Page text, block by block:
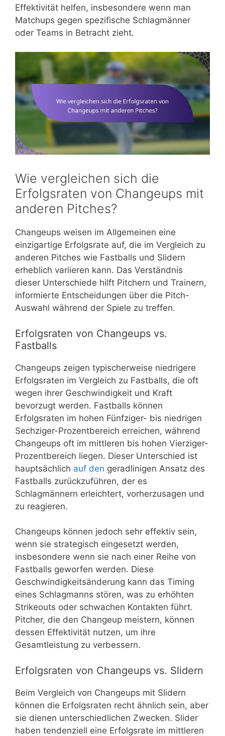
Effektivität helfen, insbesondere wenn man
Matchups gegen spezifische Schlagmänner
oder Teams in Betracht zieht.
Wie vergleichen sich die
Erfolgsraten von Changeups mit
anderen Pitches?
Changeups weisen im Allgemeinen eine
einzigartige Erfolgsrate auf, die im Vergleich zu
anderen Pitches wie Fastballs und Slidern
erheblich variieren kann. Das Verständnis
dieser Unterschiede hilft Pitchern und Trainern,
informierte Entscheidungen über die Pitch-
Auswahl während der Spiele zu treffen.
Erfolgsraten von Changeups vs.
Fastballs
Changeups zeigen typischerweise niedrigere
Erfolgsraten im Vergleich zu Fastballs, die oft
wegen ihrer Geschwindigkeit und Kraft
bevorzugt werden. Fastballs können
Erfolgsraten im hohen Fünfziger- bis niedrigen
Sechziger-Prozentbereich erreichen, während
Changeups oft im mittleren bis hohen Vierziger-
Prozentbereich liegen. Dieser Unterschied ist
hauptsächlich auf den geradlinigen Ansatz des
Fastballs zurückzuführen, der es
Schlagmännern erleichtert, vorherzusagen und
zu reagieren.
Changeups können jedoch sehr effektiv sein,
wenn sie strategisch eingesetzt werden,
insbesondere wenn sie nach einer Reihe von
Fastballs geworfen werden. Diese
Geschwindigkeitsänderung kann das Timing
eines Schlagmanns stören, was zu erhöhten
Strikeouts oder schwachen Kontakten führt.
Pitcher, die den Changeup meistern, können
dessen Effektivität nutzen, um ihre
Gesamtleistung zu verbessern.
Erfolgsraten von Changeups vs. Slidern
Beim Vergleich von Changeups mit Slidern
können die Erfolgsraten recht ähnlich sein, aber
sie dienen unterschiedlichen Zwecken. Slider
haben tendenziell eine Erfolgsrate im mittleren